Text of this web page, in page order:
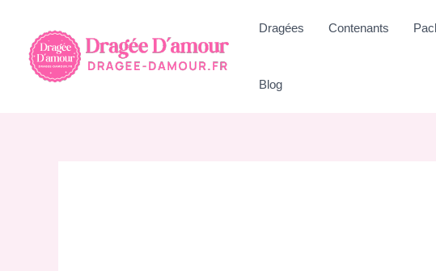
contenu
Dragées Contenants
Blog